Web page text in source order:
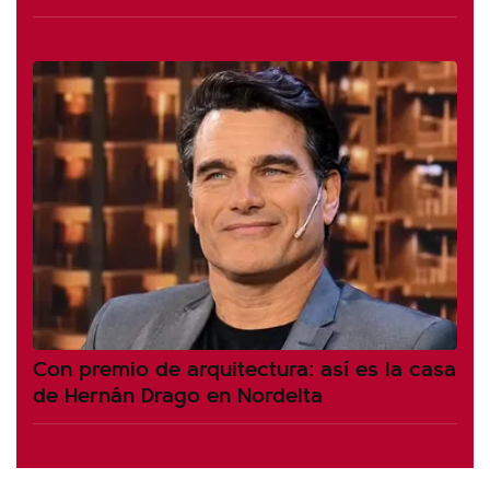
Con premio de arquitectura: así es la casa
de Hernán Drago en Nordelta